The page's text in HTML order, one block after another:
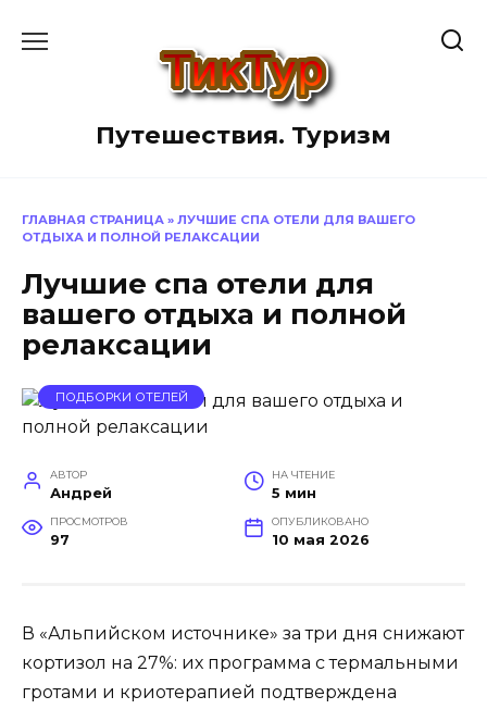
Путешествия. Туризм
ГЛАВНАЯ СТРАНИЦА » ЛУЧШИЕ СПА ОТЕЛИ ДЛЯ ВАШЕГО
ОТДЫХА И ПОЛНОЙ РЕЛАКСАЦИИ
Лучшие спа отели для
вашего отдыха и полной
релаксации
ПОДБОРКИ ОТЕЛЕЙ
АВТОР
Андрей
НА ЧТЕНИЕ
5 мин
ПРОСМОТРОВ
97
ОПУБЛИКОВАНО
10 мая 2026
В «Альпийском источнике» за три дня снижают
кортизол на 27%: их программа с термальными
гротами и криотерапией подтверждена